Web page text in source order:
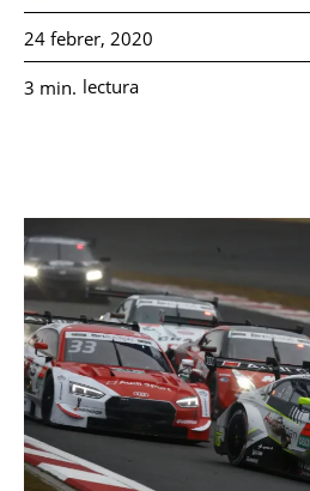
24 febrer, 2020
3 min. lectura